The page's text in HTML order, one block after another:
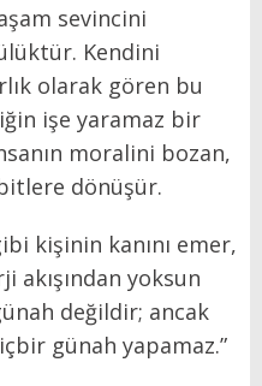
sevincini
Kendini
olarak gören bu
işe yaramaz bir
moralini bozan,
dönüşür.
kişinin kanını emer,
akışından yoksun
değildir; ancak
günah yapamaz.”